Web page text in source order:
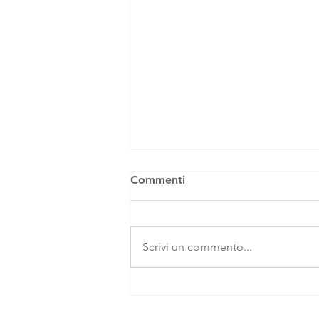
Commenti
Scrivi un commento...